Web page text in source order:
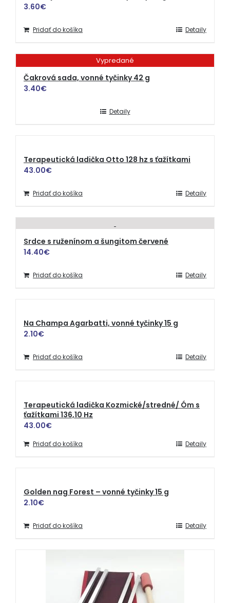
3.60€
Pridať do košíka Detaily
Vypredané
Čakrová sada, vonné tyčinky 42 g
3.40€
Detaily
Terapeutická ladička Otto 128 hz s ťažítkami
43.00€
Pridať do košíka Detaily
Srdce s ruženínom a šungitom červené
14.40€
Pridať do košíka Detaily
Na Champa Agarbatti, vonné tyčinky 15 g
2.10€
Pridať do košíka Detaily
Terapeutická ladička Kozmické/stredné/ Óm s
ťažítkami 136,10 Hz
43.00€
Pridať do košíka Detaily
Golden nag Forest – vonné tyčinky 15 g
2.10€
Pridať do košíka Detaily